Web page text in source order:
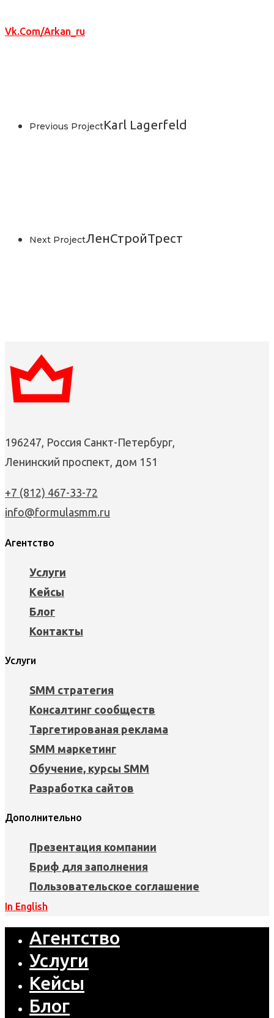
Vk.com/arkan_ru
Previous ProjectKarl Lagerfeld
Next ProjectЛенСтройТрест
196247, Россия Санкт-Петербург,
Ленинский проспект, дом 151
+7 (812) 467-33-72
info@formulasmm.ru
Агентство
Услуги
Кейсы
Блог
Контакты
Услуги
SMM стратегия
Консалтинг сообществ
Таргетированая реклама
SMM маркетинг
Обучение, курсы SMM
Разработка сайтов
Дополнительно
Презентация компании
Бриф для заполнения
Пользовательское соглашение
In English
Агентство
Услуги
Кейсы
Блог